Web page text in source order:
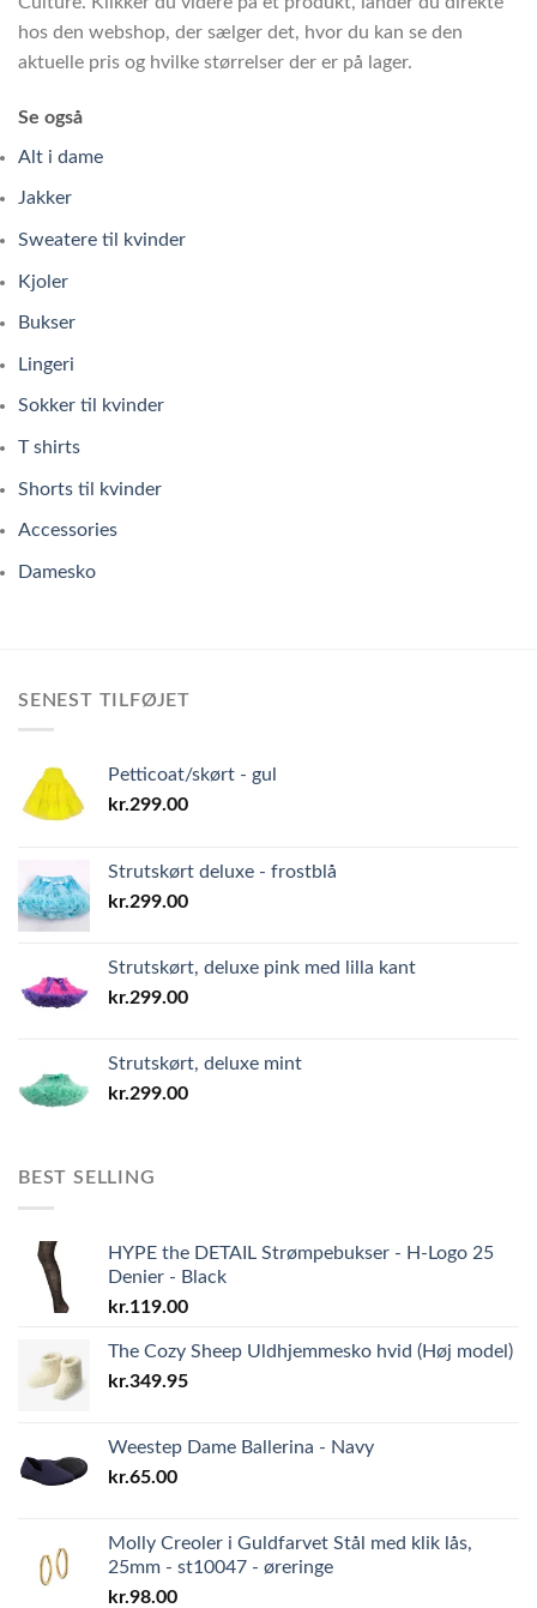
hos den webshop, der sælger det, hvor du kan se den
aktuelle pris og hvilke størrelser der er på lager.
Se også
Alt i dame
Jakker
Sweatere til kvinder
Kjoler
Bukser
Lingeri
Sokker til kvinder
T shirts
Shorts til kvinder
Accessories
Damesko
SENEST TILFØJET
Petticoat/skørt - gul
kr.299.00
Strutskørt deluxe - frostblå
kr.299.00
Strutskørt, deluxe pink med lilla kant
kr.299.00
Strutskørt, deluxe mint
kr.299.00
BEST SELLING
HYPE the DETAIL Strømpebukser - H-Logo 25
Denier - Black
kr.119.00
The Cozy Sheep Uldhjemmesko hvid (Høj model)
kr.349.95
Weestep Dame Ballerina - Navy
kr.65.00
Molly Creoler i Guldfarvet Stål med klik lås,
25mm - st10047 - øreringe
kr.98.00